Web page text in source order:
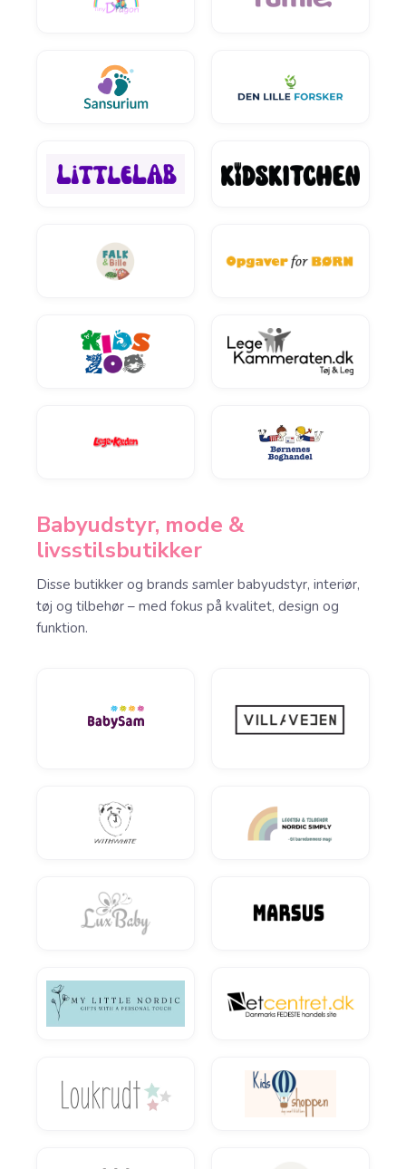
Babyudstyr, mode &
livsstilsbutikker
Disse butikker og brands samler babyudstyr, interiør,
tøj og tilbehør – med fokus på kvalitet, design og
funktion.